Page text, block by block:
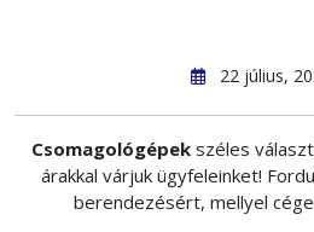
22 július,
Csomagológépekszéles
árakkal várjuk ügyfeleinket!
berendezésért, mellyel